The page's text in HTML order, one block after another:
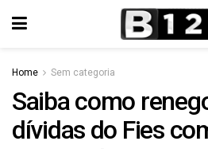
Home Sem categoria
Saiba como
dívidas do Fies